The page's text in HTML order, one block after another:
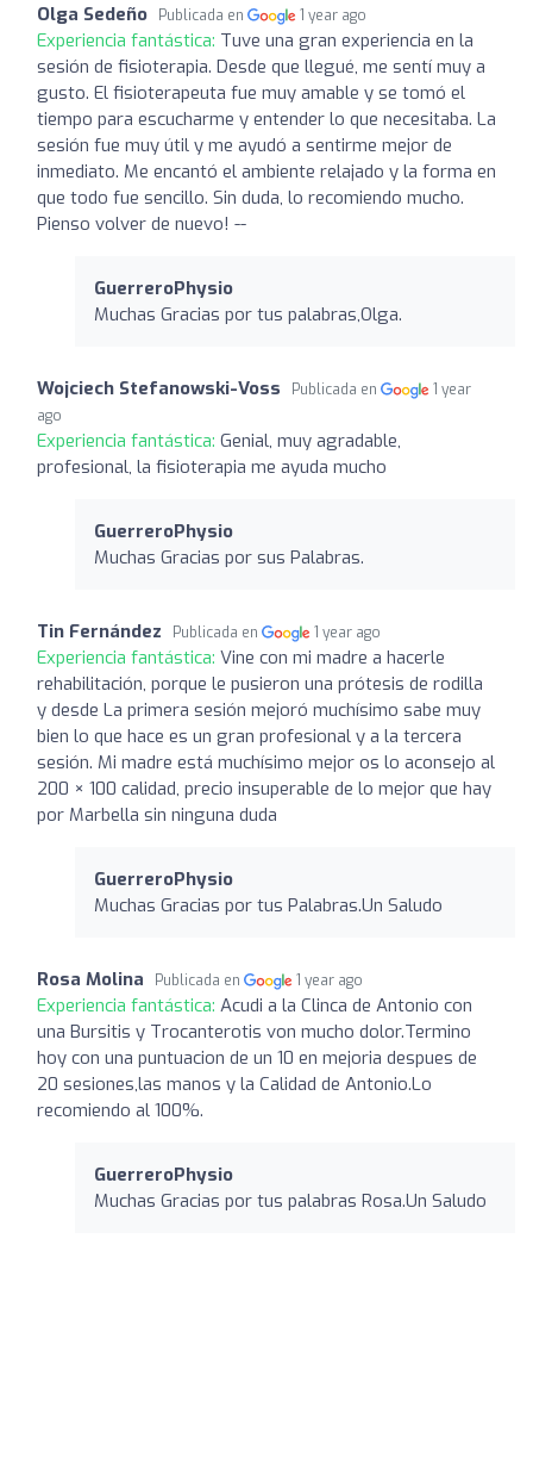
Olga Sedeño Publicada en 1 year ago
Experiencia fantástica: Tuve una gran experiencia en la
sesión de fisioterapia. Desde que llegué, me sentí muy a
gusto. El fisioterapeuta fue muy amable y se tomó el
tiempo para escucharme y entender lo que necesitaba. La
sesión fue muy útil y me ayudó a sentirme mejor de
inmediato. Me encantó el ambiente relajado y la forma en
que todo fue sencillo. Sin duda, lo recomiendo mucho.
Pienso volver de nuevo! --
GuerreroPhysio
Muchas Gracias por tus palabras,Olga.
Wojciech Stefanowski-Voss Publicada en
1 year
ago
Experiencia fantástica: Genial, muy agradable,
profesional, la fisioterapia me ayuda mucho
GuerreroPhysio
Muchas Gracias por sus Palabras.
Tin Fernández Publicada en 1 year ago
Experiencia fantástica: Vine con mi madre a hacerle
rehabilitación, porque le pusieron una prótesis de rodilla
y desde La primera sesión mejoró muchísimo sabe muy
bien lo que hace es un gran profesional y a la tercera
sesión. Mi madre está muchísimo mejor os lo aconsejo al
200 × 100 calidad, precio insuperable de lo mejor que hay
por Marbella sin ninguna duda
GuerreroPhysio
Muchas Gracias por tus Palabras.Un Saludo
Rosa Molina Publicada en 1 year ago
Experiencia fantástica: Acudi a la Clinca de Antonio con
una Bursitis y Trocanterotis von mucho dolor.Termino
hoy con una puntuacion de un 10 en mejoria despues de
20 sesiones,las manos y la Calidad de Antonio.Lo
recomiendo al 100%.
GuerreroPhysio
Muchas Gracias por tus palabras Rosa.Un Saludo